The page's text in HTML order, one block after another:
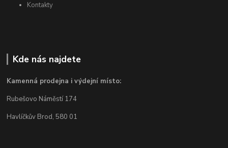
Kontakty
Kde nás najdete
Kamenná prodejna i výdejní místo:
Rubešovo Náměstí 174
Havlíčkův Brod, 580 01